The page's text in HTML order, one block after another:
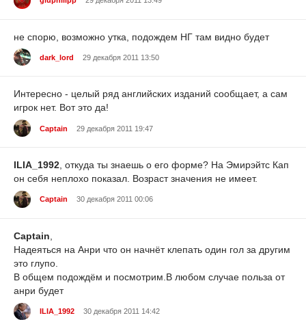
не спорю, возможно утка, подождем НГ там видно будет
dark_lord 29 декабря 2011 13:50
Интересно - целый ряд английских изданий сообщает, а сам
игрок нет. Вот это да!
Captain 29 декабря 2011 19:47
ILIA_1992, откуда ты знаешь о его форме? На Эмирэйтс Кап
он себя неплохо показал. Возраст значения не имеет.
Captain 30 декабря 2011 00:06
Captain
Надеяться на Анри что он начнёт клепать один гол за другим
это глупо.
В общем подождём и посмотрим.В любом случае польза от
анри будет
ILIA_1992 30 декабря 2011 14:42